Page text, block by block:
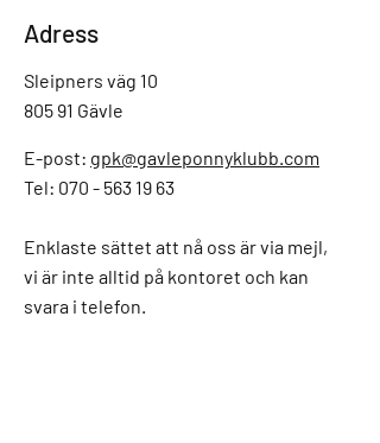
Adress
Sleipners väg 10
805 91 Gävle
E-post: gpk@gavleponnyklubb.com
Tel: 070 - 563 19 63
Enklaste sättet att nå oss är via mejl,
vi är inte alltid på kontoret och kan
svara i telefon.